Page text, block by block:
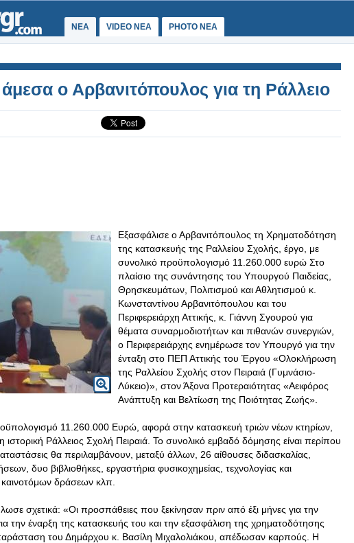
ΝΕΑ VIDEO NEA PHOTO NEA
ο Αρβανιτόπουλος για τη Ράλλειο
Εξασφάλισε ο Αρβανιτόπουλος τη Χρηματοδότηση
της κατασκευής της Ραλλείου Σχολής, έργο, με
συνολικό προϋπολογισμό 11.260.000 ευρώ Στο
πλαίσιο της συνάντησης του Υπουργού Παιδείας,
Θρησκευμάτων, Πολιτισμού και Αθλητισμού κ.
Κωνσταντίνου Αρβανιτόπουλου και του
Περιφερειάρχη Αττικής, κ. Γιάννη Σγουρού για
θέματα συναρμοδιοτήτων και πιθανών συνεργιών,
ο Περιφερειάρχης ενημέρωσε τον Υπουργό για την
ένταξη στο ΠΕΠ Αττικής του Έργου «Ολοκλήρωση
της Ραλλείου Σχολής στον Πειραιά (Γυμνάσιο-
Λύκειο)», στον Άξονα Προτεραιότητας «Αειφόρος
Ανάπτυξη και Βελτίωση της Ποιότητας Ζωής».
11.260.000 Ευρώ, αφορά στην κατασκευή τριών νέων κτηρίων,
ιστορική Ράλλειος Σχολή Πειραιά. Το συνολικό εμβαδό δόμησης είναι περίπου
θα περιλαμβάνουν, μεταξύ άλλων, 26 αίθουσες διδασκαλίας,
δυο βιβλιοθήκες, εργαστήρια φυσικοχημείας, τεχνολογίας και
δράσεων κλπ.
σχετικά: «Οι προσπάθειες που ξεκίνησαν πριν από έξι μήνες για την
την έναρξη της κατασκευής του και την εξασφάλιση της χρηματοδότησης
του Δημάρχου κ. Βασίλη Μιχαλολιάκου, απέδωσαν καρπούς. Η